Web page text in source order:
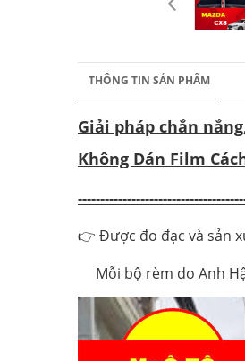
THÔNG TIN SẢN PHẨM
Giải pháp chắn
Không Dán Film
👉 Được đo đạc và sản
Mỗi bộ rèm do Anh